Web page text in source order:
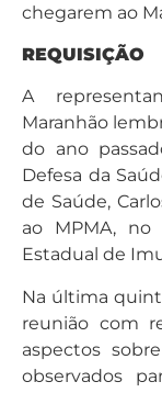
chegarem ao
REQUISIÇÃO
A
Maranhão
do ano
Defesa da
de Saúde,
ao MPMA,
Estadual de
Na última
reunião com
aspectos
observados